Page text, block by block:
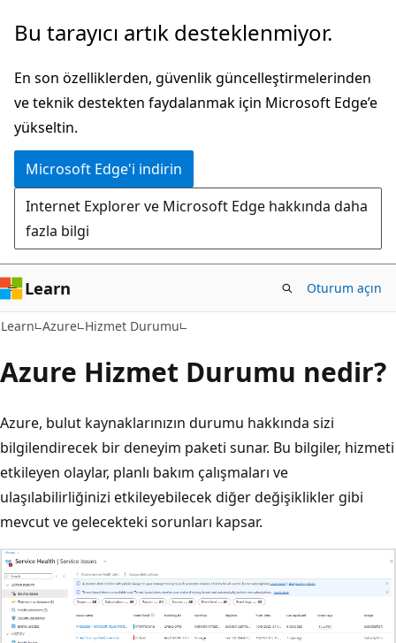
Ana
atla
Bu tarayıcı artık desteklenmiyor.
En son özelliklerden, güvenlik güncelleştirmelerinden
ve teknik destekten faydalanmak için Microsoft Edge’e
yükseltin.
Microsoft Edge'i indirin
Internet Explorer ve Microsoft Edge hakkında daha
fazla bilgi
Learn Oturum açın
Learn Azure Hizmet Durumu
Azure Hizmet Durumu nedir?
Azure, bulut kaynaklarınızın durumu hakkında sizi
bilgilendirecek bir deneyim paketi sunar. Bu bilgiler, hizmeti
etkileyen olaylar, planlı bakım çalışmaları ve
ulaşılabilirliğinizi etkileyebilecek diğer değişiklikler gibi
mevcut ve gelecekteki sorunları kapsar.